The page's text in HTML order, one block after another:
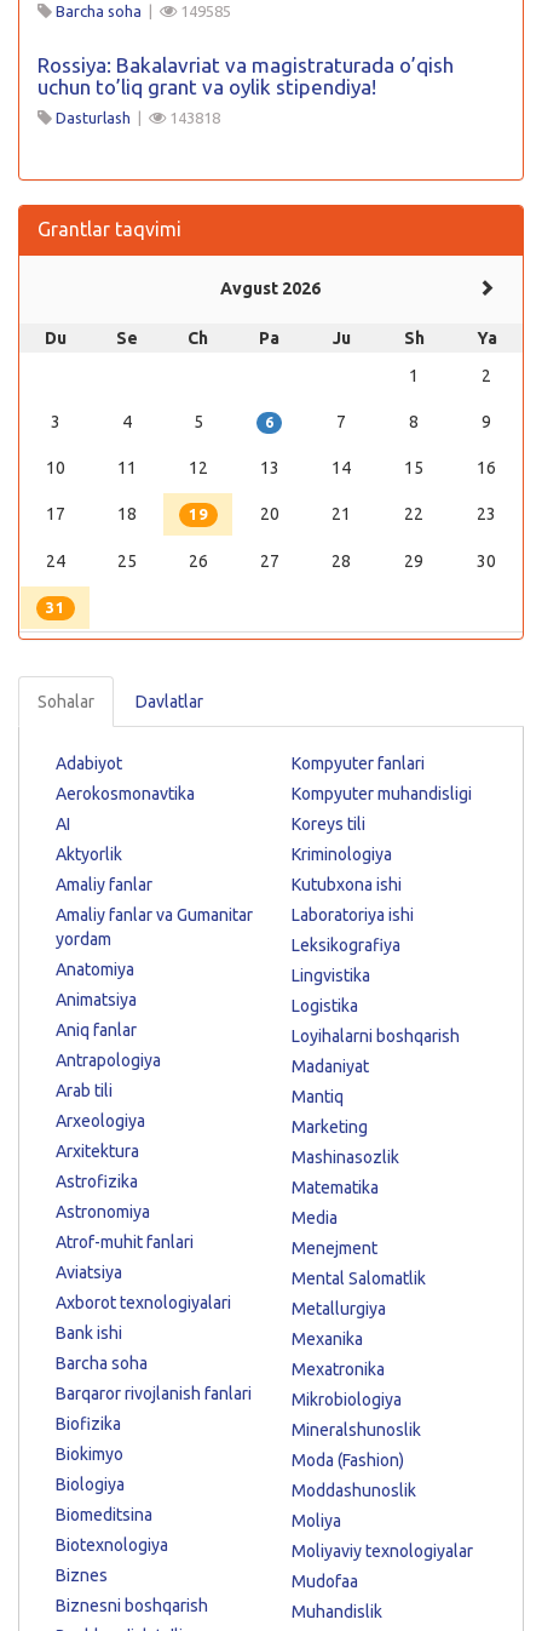
Barcha soha | 149585
Rossiya: Bakalavriat va magistraturada o’qish
uchun to’liq grant va oylik stipendiya!
Dasturlash | 143818
Grantlar taqvimi
Avgust 2026
Du Se Ch Pa Ju Sh
Ya
1
2
3 4 5 6 7 8 9
10 11 12 13 14 15 16
17 18 19 20 21 22 23
24 25 26 27 28 29 30
31
Sohalar Davlatlar
Adabiyot
Aerokosmonavtika
AI
Aktyorlik
Amaliy fanlar
Amaliy fanlar va Gumanitar
yordam
Anatomiya
Animatsiya
Aniq fanlar
Antrapologiya
Arab tili
Arxeologiya
Arxitektura
Astrofizika
Astronomiya
Atrof-muhit fanlari
Aviatsiya
Axborot texnologiyalari
Bank ishi
Barcha soha
Barqaror rivojlanish fanlari
Biofizika
Biokimyo
Biologiya
Biomeditsina
Biotexnologiya
Biznes
Biznesni boshqarish
Kompyuter fanlari
Kompyuter muhandisligi
Koreys tili
Kriminologiya
Kutubxona ishi
Laboratoriya ishi
Leksikografiya
Lingvistika
Logistika
Loyihalarni boshqarish
Madaniyat
Mantiq
Marketing
Mashinasozlik
Matematika
Media
Menejment
Mental Salomatlik
Metallurgiya
Mexanika
Mexatronika
Mikrobiologiya
Mineralshunoslik
Moda (Fashion)
Moddashunoslik
Moliya
Moliyaviy texnologiyalar
Mudofaa
Muhandislik